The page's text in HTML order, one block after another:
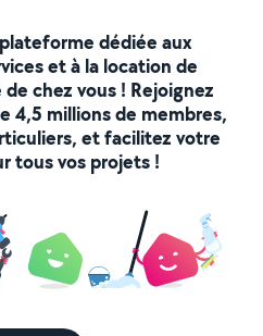
dédiée aux
et à la location de
chez vous ! Rejoignez
4,5 millions de membres,
et facilitez votre
tous vos projets !